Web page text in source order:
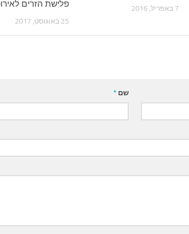
פלישת הזרים
25 באוגוסט, 2017
7 באפריל, 2016
שם*